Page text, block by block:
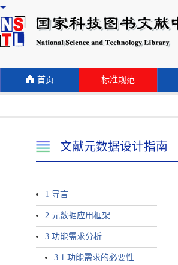
首页 标准规范
文献元数据设计指南
1 导言
2 元数据应用框架
3 功能需求分析
3.1 功能需求的必要性